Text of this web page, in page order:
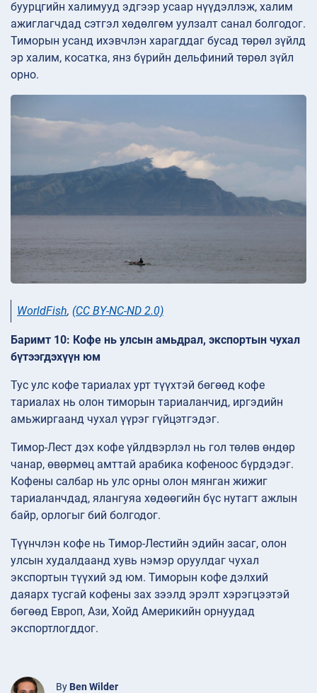
буурцгийн халимууд эдгээр усаар нүүдэллэж, халим
ажиглагчдад сэтгэл хөдөлгөм уулзалт санал болгодог.
Тиморын усанд ихэвчлэн харагддаг бусад төрөл зүйлд
эр халим, косатка, янз бүрийн дельфиний төрөл зүйл
орно.
WorldFish, (CC BY-NC-ND 2.0)
Баримт 10: Кофе нь улсын амьдрал, экспортын чухал
бүтээгдэхүүн юм
Тус улс кофе тариалах урт түүхтэй бөгөөд кофе
тариалах нь олон тиморын тариаланчид, иргэдийн
амьжиргаанд чухал үүрэг гүйцэтгэдэг.
Тимор-Лест дэх кофе үйлдвэрлэл нь гол төлөв өндөр
чанар, өвөрмөц амттай арабика кофеноос бүрдэдэг.
Кофены салбар нь улс орны олон мянган жижиг
тариаланчдад, ялангуяа хөдөөгийн бүс нутагт ажлын
байр, орлогыг бий болгодог.
Түүнчлэн кофе нь Тимор-Лестийн эдийн засаг, олон
улсын худалдаанд хувь нэмэр оруулдаг чухал
экспортын түүхий эд юм. Тиморын кофе дэлхий
даяарх тусгай кофены зах зээлд эрэлт хэрэгцээтэй
бөгөөд Европ, Ази, Хойд Америкийн орнуудад
экспортлогддог.
By Ben Wilder